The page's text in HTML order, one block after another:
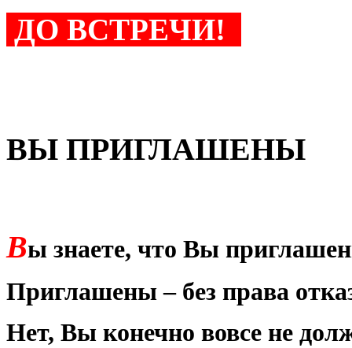
ДО ВСТРЕЧИ!
ВЫ ПРИГЛАШЕНЫ
Вы знаете, что Вы
Приглашены – без права
Нет, Вы конечно вовсе не